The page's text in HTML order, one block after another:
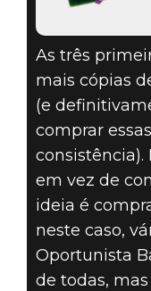
As três
mais cópias
(e
comprar
consistência).
em vez de
ideia é
neste caso,
Oportunista
de todas,